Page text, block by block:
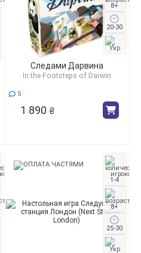
Следами Дарвина
In the Footsteps of Darwin
8+
20-30
5
1 890 ₴
1-4
8+
25-30